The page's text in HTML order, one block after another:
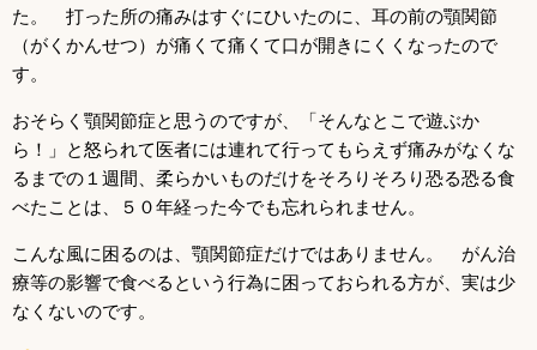
た。 打った所の痛みはすぐにひいたのに、耳の前の顎関節
（がくかんせつ）が痛くて痛くて口が開きにくくなったので
す。
おそらく顎関節症と思うのですが、「そんなとこで遊ぶか
ら！」と怒られて医者には連れて行ってもらえず痛みがなくな
るまでの１週間、柔らかいものだけをそろりそろり恐る恐る食
べたことは、５０年経った今でも忘れられません。
こんな風に困るのは、顎関節症だけではありません。 がん治
療等の影響で食べるという行為に困っておられる方が、実は少
なくないのです。